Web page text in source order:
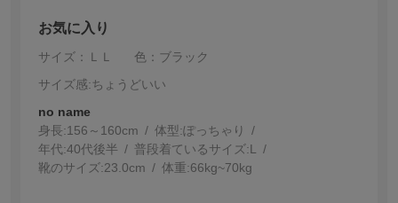
お気に入り
サイズ：ＬＬ
色：ブラック
サイズ感:ちょうどいい
no name
身長:156～160cm 体型:ぽっちゃり
年代:40代後半 普段着ているサイズ:L
靴のサイズ:23.0cm 体重:66kg~70kg